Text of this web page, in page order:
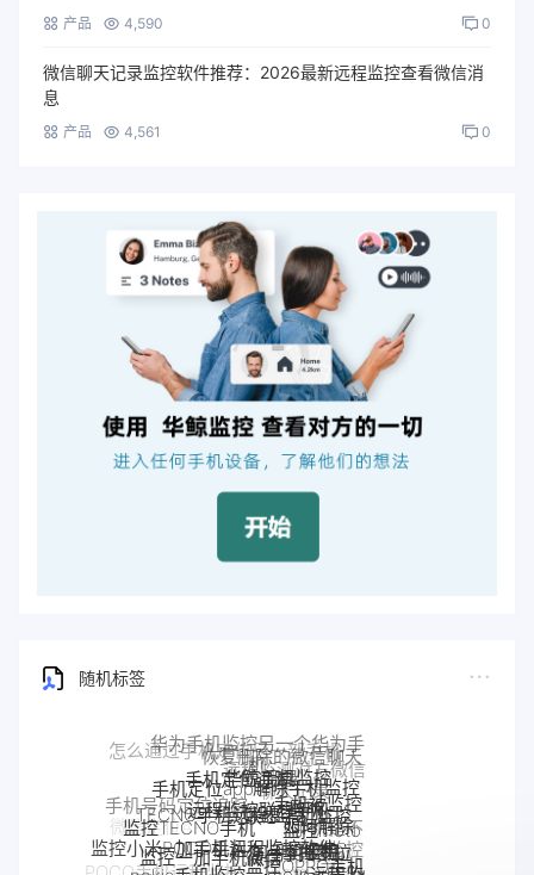
产品 4,590 0
微信聊天记录监控软件推荐：2026最新远程监控查看微信消
息
产品 4,561 0
随机标签
手机号码定位追踪
手机定位app
手机定位追踪
华鲸手机监控
解除手机监控
监听
手机被监控
如何解除
手机是不
是被监控
了
手机被别人
POCO手机远程监控
监控小米POCO手机
监控TECNO手机
TECNO手机远程监控
远程监控联想手机
联想手机监控
监控moto
手机
摩托罗拉
moto远程监
监控真我
nokia手机监控
监控一加手机微信
一加手机远程监控软件
一加手机监控
监控OPPO手机
软件
OPPO手机
Pixel监控APP
Pixel手机监控软件